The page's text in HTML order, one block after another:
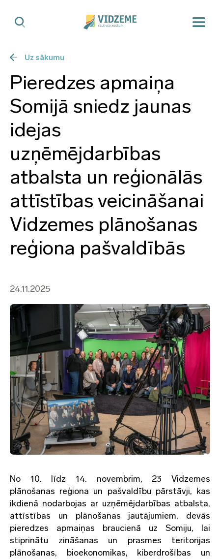
Uz sākumu
Pieredzes apmaiņa
Somijā sniedz jaunas
idejas
uzņēmējdarbības
atbalsta un reģionālās
attīstības veicināšanai
Vidzemes plānošanas
reģiona pašvaldībās
24.11.2025
No 10. līdz 14. novembrim, 23 Vidzemes
plānošanas reģiona un pašvaldību pārstāvji, kas
ikdienā nodarbojas ar uzņēmējdarbības atbalsta,
attīstības un plānošanas jautājumiem, devās
pieredzes apmaiņas braucienā uz Somiju, lai
stiprinātu zināšanas un prasmes teritorijas
plānošanas, bioekonomikas, kiberdrošības un